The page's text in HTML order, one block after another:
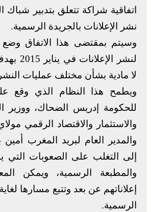
اتفاقية شراكة تتعلق بتدبير شباك
نشر الإعلانات بالجريدة الرسمية.
وسيتم بمقتضى هذا الاتفاق وضع
لنشر
لا مادية بشأن مختلف عمليات
ويطمح هذا النظام الذي وقع
للحكومة إدريس الضحاك، ووزير
والاستثمار والاقتصاد الرقمي
والمدير العام لبريد المغرب أمين
إلى التغلب على الصعوبات التي
والمطبعة الرسمية، ويمكن
إعلاناتهم عن بعد وتتبع مسارها
الرسمية.